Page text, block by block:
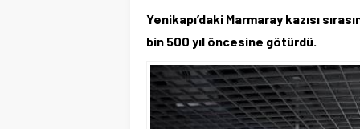
Yenikapı’daki Marmaray kazısı
bin 500 yıl öncesine götürdü.